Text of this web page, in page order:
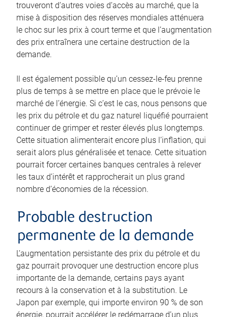
trouveront d’autres voies d’accès au marché, que la
mise à disposition des réserves mondiales atténuera
le choc sur les prix à court terme et que l’augmentation
des prix entraînera une certaine destruction de la
demande.
Il est également possible qu’un cessez-le-feu prenne
plus de temps à se mettre en place que le prévoie le
marché de l’énergie. Si c’est le cas, nous pensons que
les prix du pétrole et du gaz naturel liquéfié pourraient
continuer de grimper et rester élevés plus longtemps.
Cette situation alimenterait encore plus l’inflation, qui
serait alors plus généralisée et tenace. Cette situation
pourrait forcer certaines banques centrales à relever
les taux d’intérêt et rapprocherait un plus grand
nombre d’économies de la récession.
Probable destruction
permanente de la demande
L’augmentation persistante des prix du pétrole et du
gaz pourrait provoquer une destruction encore plus
importante de la demande, certains pays ayant
recours à la conservation et à la substitution. Le
Japon par exemple, qui importe environ 90 % de son
énergie, pourrait accélérer le redémarrage d’un plus